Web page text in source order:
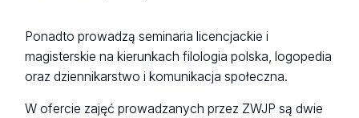
Ponadto prowadzą seminaria licencjackie i
magisterskie na kierunkach filologia polska, logopedia
oraz dziennikarstwo i komunikacja społeczna.
W ofercie zajęć prowadzanych przez ZWJP są dwie